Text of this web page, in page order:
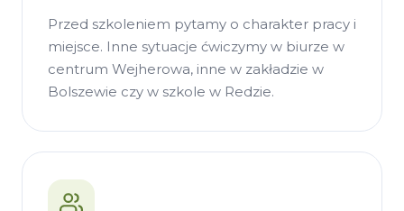
Przed szkoleniem pytamy o charakter pracy i
miejsce. Inne sytuacje ćwiczymy w biurze w
centrum Wejherowa, inne w zakładzie w
Bolszewie czy w szkole w Redzie.